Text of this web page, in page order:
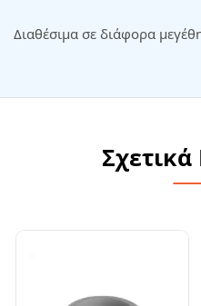
Διαθέσιμα σε διάφορα